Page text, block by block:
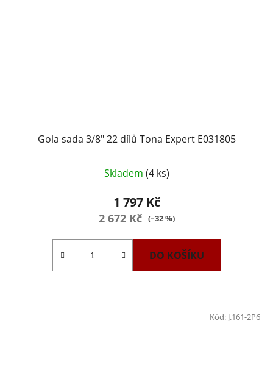
Gola sada 3/8" 22 dílů Tona Expert E031805
Skladem (4 ks)
1 797 Kč
2 672 Kč (–32 %)
DO KOŠÍKU
Kód: J.161-2P6